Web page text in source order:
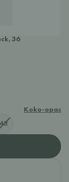
36
Koko-opas
43